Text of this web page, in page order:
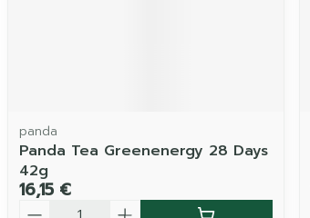
panda
Panda Tea Greenenergy 28 Days
42g
16,15 €
Quantité